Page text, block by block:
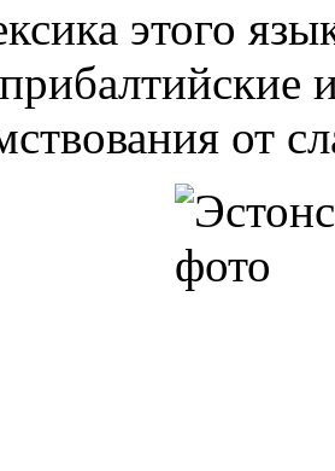
этого
от